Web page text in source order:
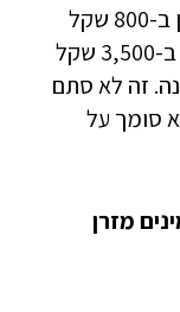
על מה עוד משלמים? על אחריות. מזרן ב-800 שקל
מגיע בדרך כלל עם אחריות שנה. מזרן ב-3,500 שקל
עם אחריות של 10 עד 12 שנה. זה לא סתם
סומך על
מזרן